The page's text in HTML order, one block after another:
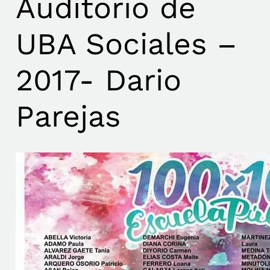
Auditorio de
UBA Sociales –
2017- Dario
Parejas